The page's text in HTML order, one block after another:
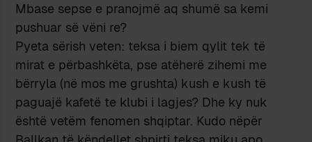
Mbase sepse e pranojmë aq shumë sa kemi
pushuar së vëni re?
Pyeta sërish veten: teksa i biem qylit tek të
mirat e përbashkëta, pse atëherë zihemi me
bërryla (në mos me grushta) kush e kush të
paguajë kafetë te klubi i lagjes? Dhe ky nuk
është vetëm fenomen shqiptar. Kudo nëpër